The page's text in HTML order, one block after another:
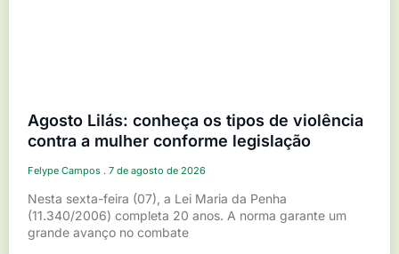
Agosto Lilás: conheça os tipos de violência
contra a mulher conforme legislação
Felype Campos 7 de agosto de 2026
Nesta sexta-feira (07), a Lei Maria da Penha
(11.340/2006) completa 20 anos. A norma garante um
grande avanço no combate